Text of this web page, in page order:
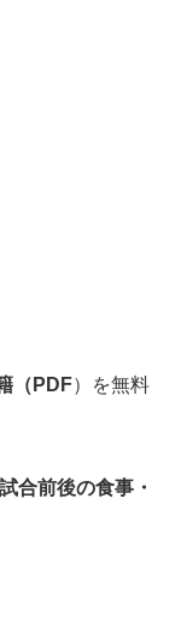
（PDF）を無料
合前後の食事・